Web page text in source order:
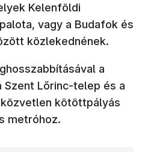
Kelenföldi
vagy a Budafok és
közlekednének.
a
Szent Lőrinc-telep és a
kötöttpályás
metróhoz.